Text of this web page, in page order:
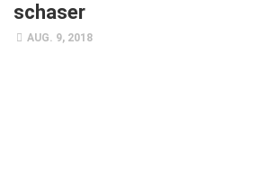
Forschung
schaser
AUG. 9, 2018